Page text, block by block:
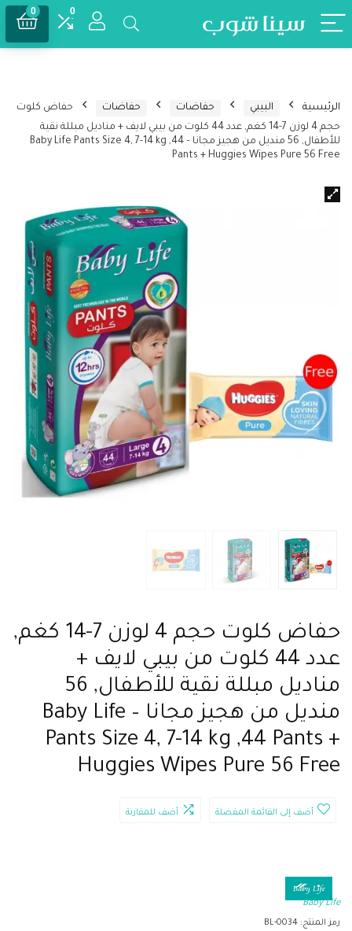
0
0
الرئيسية البيبي حفاضات حفاضات
حفاض كلوت
حجم 4 لوزن 7-14 كغم, عدد 44 كلوت من بيبي لايف + مناديل مبللة نقية
للأطفال, 56 منديل من هجيز مجانا – Baby Life Pants Size 4, 7-14 kg ,44
Pants + Huggies Wipes Pure 56 Free
حفاض كلوت حجم 4 لوزن 7-14 كغم,
عدد 44 كلوت من بيبي لايف +
مناديل مبللة نقية للأطفال, 56
منديل من هجيز مجانا – Baby Life
Pants Size 4, 7-14 kg ,44 Pants +
Huggies Wipes Pure 56 Free
أضف إلى القائمة المفضلة أضف للمقارنة
Baby Life
رمز المنتج: BL-0034